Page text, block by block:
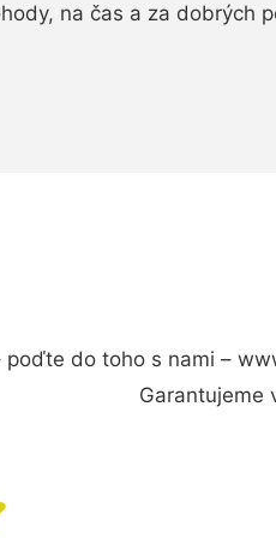
na čas a za dobrých
poďte do toho s nami –
Garantujeme